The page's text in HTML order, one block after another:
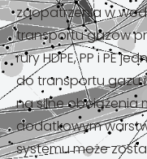
zaopatrzenia w
transportu gazów
rury HDPE, PP i PE
do transportu gazu
na silne obciążenia
dodatkowym
systemu może